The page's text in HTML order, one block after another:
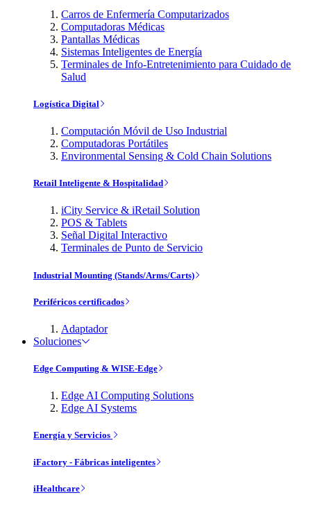
Carros de Enfermería Computarizados
Computadoras Médicas
Pantallas Médicas
Sistemas Inteligentes de Energía
Terminales de Info-Entretenimiento para Cuidado de
Salud
Logística Digital
Computación Móvil de Uso Industrial
Computadoras Portátiles
Environmental Sensing & Cold Chain Solutions
Retail Inteligente & Hospitalidad
iCity Service & iRetail Solution
POS & Tablets
Señal Digital Interactivo
Terminales de Punto de Servicio
Industrial Mounting (Stands/Arms/Carts)
Periféricos certificados
Adaptador
Soluciones
Edge Computing & WISE-Edge
Edge AI Computing Solutions
Edge AI Systems
Energía y Servicios
iFactory - Fábricas inteligentes
iHealthcare